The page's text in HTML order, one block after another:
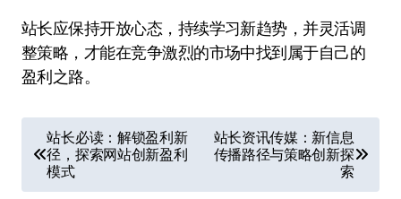
站长应保持开放心态，持续学习新趋势，并灵活调
整策略，才能在竞争激烈的市场中找到属于自己的
盈利之路。
章
导
站长必读：解锁盈利新
径，探索网站创新盈利
模式
站长资讯传媒：新信息
传播路径与策略创新探
索